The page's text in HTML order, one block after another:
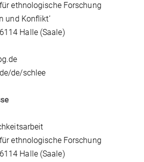
ethnologische Forschung
und Konflikt’
Halle (Saale)
de/schlee
ethnologische Forschung
Halle (Saale)